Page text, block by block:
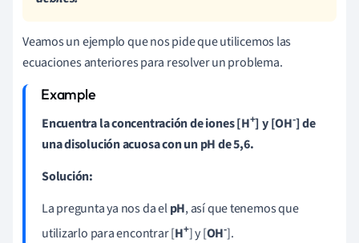
Veamos un ejemplo que nos pide que utilicemos las
ecuaciones anteriores para resolver un problema.
Encuentra la concentración de iones [H+] y [OH-] de
una disolución acuosa con un pH de 5,6.
Solución:
La pregunta ya nos da elpH, así que tenemos que
utilizarlo para encontrar [H+] y [OH-].